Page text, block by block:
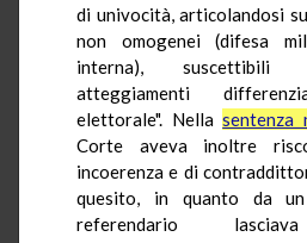
di univocità, articolandosi
non omogenei (difesa
interna), suscettibili
atteggiamenti
elettorale". Nellasentenza
Corte aveva inoltre
incoerenza e di
quesito, in quanto da
referendario